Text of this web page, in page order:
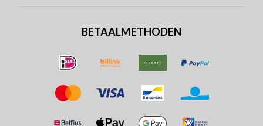
BETAALMETHODEN